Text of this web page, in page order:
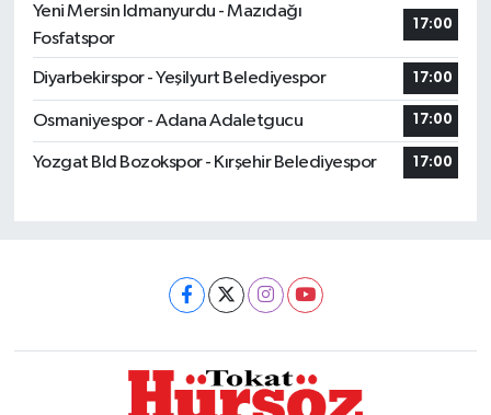
Yeni Mersin Idmanyurdu - Mazıdağı
Fosfatspor
17:00
Diyarbekirspor - Yeşilyurt Belediyespor 17:00
Osmaniyespor - Adana Adaletgucu 17:00
Yozgat Bld Bozokspor - Kırşehir Belediyespor 17:00